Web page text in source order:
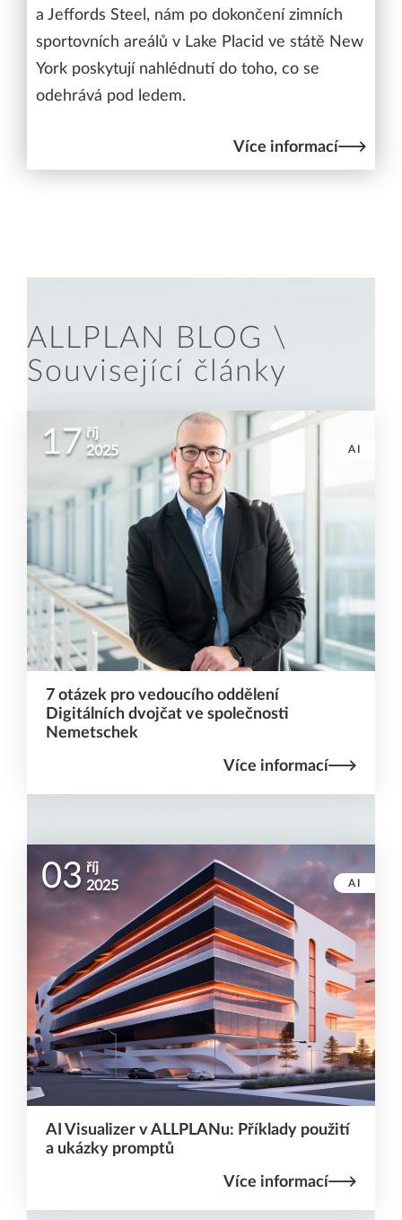
a Jeffords Steel, nám po dokončení zimních
sportovních areálů v Lake Placid ve státě New
York poskytují nahlédnutí do toho, co se
odehrává pod ledem.
Více informací
ALLPLAN BLOG \
Související články
AI
17 říj
2025
7 otázek pro vedoucího oddělení
Digitálních dvojčat ve společnosti
Nemetschek
Více informací
AI
03 říj
2025
AI Visualizer v ALLPLANu: Příklady použití
a ukázky promptů
Více informací